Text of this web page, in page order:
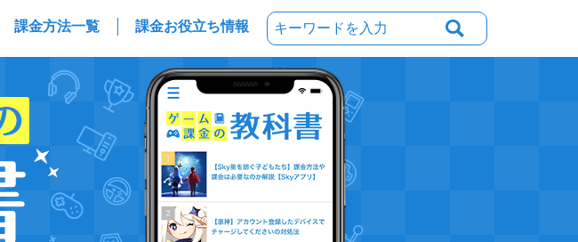
課金方法一覧 課金お役立ち情報